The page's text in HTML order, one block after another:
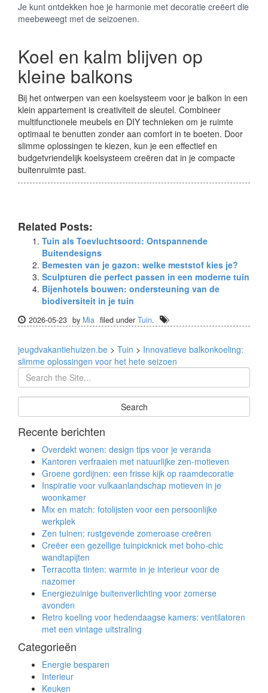
Je kunt ontdekken hoe je harmonie met decoratie creëert die
meebeweegt met de seizoenen.
Koel en kalm blijven op
kleine balkons
Bij het ontwerpen van een koelsysteem voor je balkon in een
klein appartement is creativiteit de sleutel. Combineer
multifunctionele meubels en DIY technieken om je ruimte
optimaal te benutten zonder aan comfort in te boeten. Door
slimme oplossingen te kiezen, kun je een effectief en
budgetvriendelijk koelsysteem creëren dat in je compacte
buitenruimte past.
Related Posts:
Tuin als Toevluchtsoord: Ontspannende
Buitendesigns
Bemesten van je gazon: welke meststof kies je?
Sculpturen die perfect passen in een moderne tuin
Bijenhotels bouwen: ondersteuning van de
biodiversiteit in je tuin
2026-05-23 by Mia filed underTuin.
jeugdvakantiehuizen.be > Tuin > Innovatieve balkonkoeling:
slimme oplossingen voor het hete seizoen
Recente berichten
Overdekt wonen: design tips voor je veranda
Kantoren verfraaien met natuurlijke zen-motieven
Groene gordijnen: een frisse kijk op raamdecoratie
Inspiratie voor vulkaanlandschap motieven in je
woonkamer
Mix en match: fotolijsten voor een persoonlijke
werkplek
Zen tuinen: rustgevende zomeroase creëren
Creëer een gezellige tuinpicknick met boho-chic
wandtapijten
Terracotta tinten: warmte in je interieur voor de
nazomer
Energiezuinige buitenverlichting voor zomerse
avonden
Retro koeling voor hedendaagse kamers: ventilatoren
met een vintage uitstraling
Categorieën
Energie besparen
Interieur
Keuken